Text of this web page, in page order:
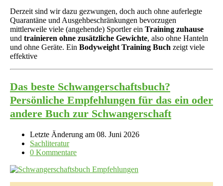
Derzeit sind wir dazu gezwungen, doch auch ohne auferlegte
Quarantäne und Ausgehbeschränkungen bevorzugen
mittlerweile viele (angehende) Sportler ein Training zuhause
und trainieren ohne zusätzliche Gewichte, also ohne Hanteln
und ohne Geräte. Ein Bodyweight Training Buch zeigt viele
effektive
Das beste Schwangerschaftsbuch?
Persönliche Empfehlungen für das ein oder
andere Buch zur Schwangerschaft
Letzte Änderung am 08. Juni 2026
Sachliteratur
0 Kommentare